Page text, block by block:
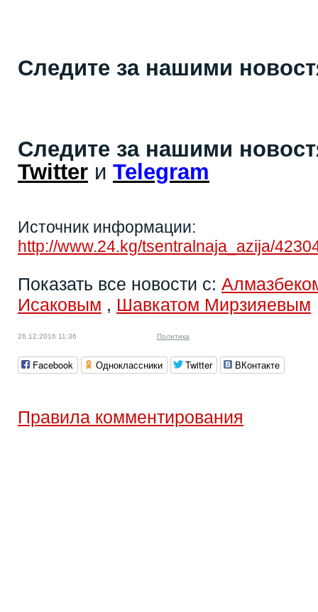
Следите за нашими
Следите за нашими
Twitter и Telegram
Источник информации:
http://www.24.kg/tsentralnaja_azija/
Показать все новости с:
Исаковым , Шавкатом Мирзияевым
26.12.2016 11:36 Политика
Facebook Одноклассники Twitter ВКонтакте
Правила комментирования